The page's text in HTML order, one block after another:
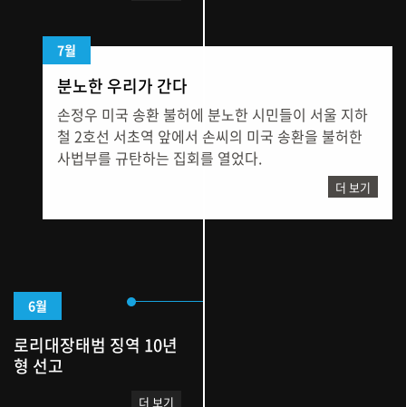
7월
분노한 우리가 간다
손정우 미국 송환 불허에 분노한 시민들이 서울 지하
철 2호선 서초역 앞에서 손씨의 미국 송환을 불허한
사법부를 규탄하는 집회를 열었다.
더 보기
6월
로리대장태범 징역 10년
형 선고
더 보기